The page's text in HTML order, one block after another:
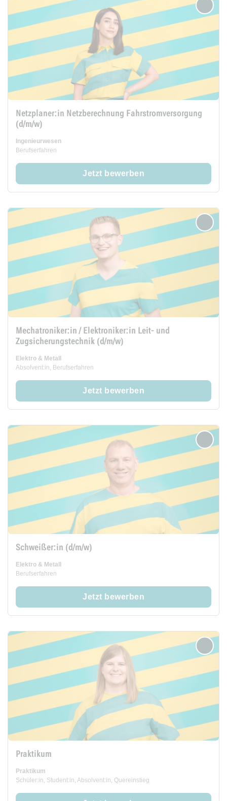
merken
Netzplaner:in Netzberechnung Fahrstromversorgung
(d/m/w)
Ingenieurwesen
Berufserfahren
Jetzt bewerben
merken
Mechatroniker:in / Elektroniker:in Leit- und
Zugsicherungstechnik (d/m/w)
Elektro & Metall
Absolvent:in, Berufserfahren
Jetzt bewerben
merken
Schweißer:in (d/m/w)
Elektro & Metall
Berufserfahren
Jetzt bewerben
merken
Praktikum
Praktikum
Schüler:in, Student:in, Absolvent:in, Quereinstieg